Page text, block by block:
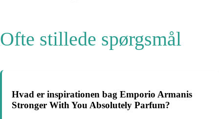
Ofte stillede spørgsmål
Hvad er inspirationen bag Emporio Armanis
Stronger With You Absolutely Parfum?